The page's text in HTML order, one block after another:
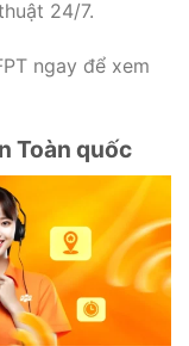
24/7.
ngay để xem
Toàn quốc